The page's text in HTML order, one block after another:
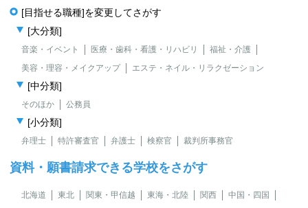
[目指せる職種]を変更してさがす
[大分類]
音楽・イベント 医療・歯科・看護・リハビリ
福祉・介護
美容・理容・メイクアップ
エステ・ネイル・リラクゼーション
[中分類]
そのほか 公務員
[小分類]
弁理士 特許審査官 弁護士 検察官 裁判所事務官
資料・願書請求できる学校をさがす
北海道 東北 関東・甲信越 東海・北陸 関西
中国・四国